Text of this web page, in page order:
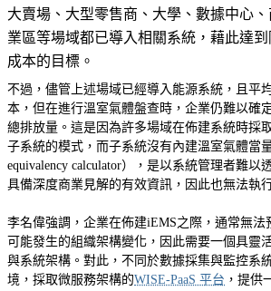
大賣場、大型零售商、大學、數據中心
業區等場域都已導入相關系統，藉此達
成本的目標。
不過，儘管上述場域已經導入能源系統，且平
本，但在進行溫室氣體盤查時，企業仍難以確
總排放量。這是因為許多場域在佈建系統時採
子系統的模式，而子系統沒有內建溫室氣體當
equivalency calculator），是以系統管理者難以
具備深度商業見解的有效資訊，因此也無法執
李名偉強調，企業在佈建iEMS之際，通常無法
可能發生的組織架構變化，因此需要一個具靈
與系統架構。對此，不同於數據採集與監控系
境，採取微服務架構的WISE-PaaS 平台 ，提供